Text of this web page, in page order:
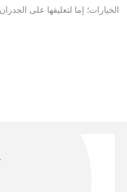
الخيارات؛ إما لتعليقها على